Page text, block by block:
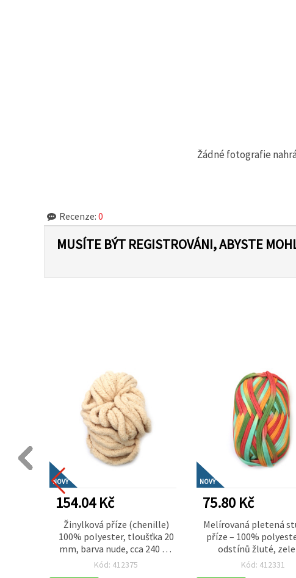
Žádné fotografie
Recenze: 0
MUSÍTE BÝT REGISTROVÁNI, ABYSTE
NOVÝ
154.04 Kč
Žinylková příze (chenille)
100% polyester, tloušťka 20
mm, barva nude, cca 240 g /
25 m – ideální na plyšové
Kód: 412375
NOVÝ
75.80 Kč
Melírovaná pletená
příze – 100%
odstínů žluté,
mátové a červené,
Kód: 412331